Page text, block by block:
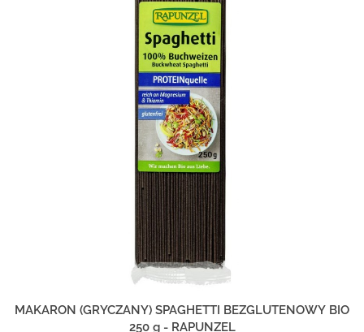
MAKARON (GRYCZANY) SPAGHETTI BEZGLUTENOWY BIO
250 g - RAPUNZEL